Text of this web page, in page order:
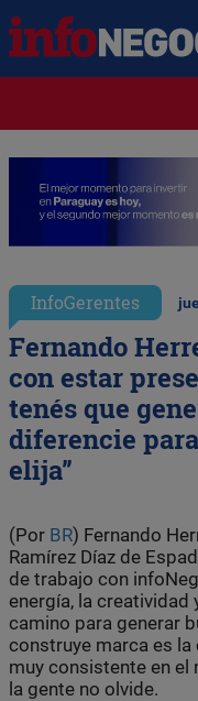
InfoGerentes
Fernando
con estar
tenés que
diferencie
elija”
(Por BR) Fernando
Ramírez Díaz de
de trabajo con
energía, la
camino para generar
construye marca es
muy consistente en el
la gente no olvide.